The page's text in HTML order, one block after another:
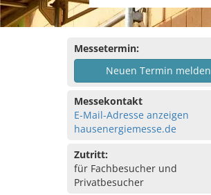
Messetermin:
Neuen Termin melden
Messekontakt
E-Mail-Adresse anzeigen
hausenergiemesse.de
Zutritt:
für Fachbesucher und
Privatbesucher